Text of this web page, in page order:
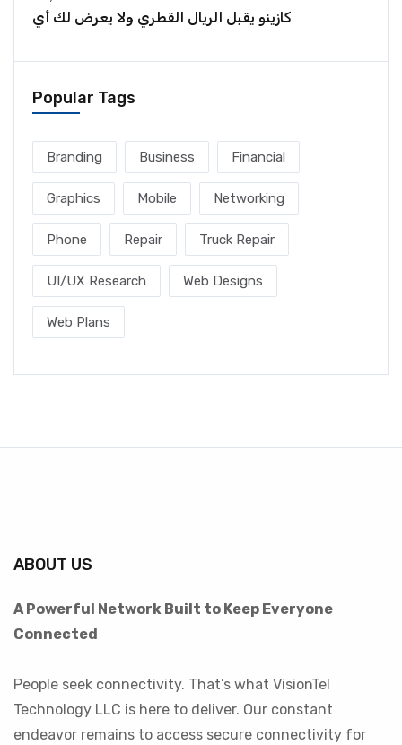
كازينو يقبل الريال القطري ولا يعرض لك أي
Popular Tags
Branding Business Financial
Graphics Mobile Networking
Phone Repair Truck Repair
UI/UX Research Web Designs
Web Plans
ABOUT US
A Powerful Network Built to Keep Everyone
Connected
People seek connectivity. That’s what VisionTel
Technology LLC is here to deliver. Our constant
endeavor remains to access secure connectivity for